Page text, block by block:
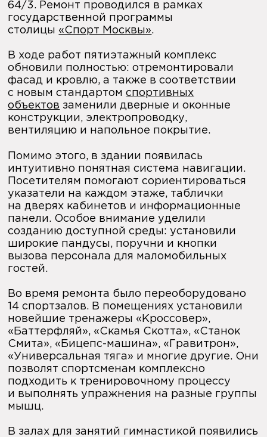
64/3. Ремонт проводился в рамках
государственной программы
столицы «Спорт Москвы».
В ходе работ пятиэтажный комплекс
обновили полностью: отремонтировали
фасад и кровлю, а также в соответствии
с новым стандартомспортивных
объектов заменили дверные и оконные
конструкции, электропроводку,
вентиляцию и напольное покрытие.
Помимо этого, в здании появилась
интуитивно понятная система навигации.
Посетителям помогают сориентироваться
указатели на каждом этаже, таблички
на дверях кабинетов и информационные
панели. Особое внимание уделили
созданию доступной среды: установили
широкие пандусы, поручни и кнопки
вызова персонала для маломобильных
гостей.
Во время ремонта было переоборудовано
14 спортзалов. В помещениях установили
новейшие тренажеры «Кроссовер»,
«Баттерфляй», «Скамья Скотта», «Станок
Смита», «Бицепс-машина», «Гравитрон»,
«Универсальная тяга» и многие другие. Они
позволят спортсменам комплексно
подходить к тренировочному процессу
и выполнять упражнения на разные группы
мышц.
В залах для занятий гимнастикой появились